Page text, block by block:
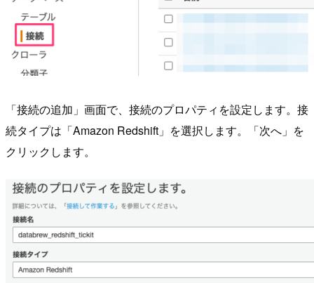
「接続の追加」画面で、接続のプロパティを設定します。接
続タイプは「Amazon Redshift」を選択します。「次へ」を
クリックします。